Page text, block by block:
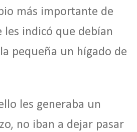
más importante de
les indicó que debían
pequeña un hígado de
les generaba un
no iban a dejar pasar